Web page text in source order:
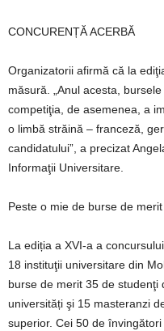
CONCURENȚĂ ACERBĂ
Organizatorii afirmă că la
măsură. „Anul acesta,
competiţia, de asemenea, a
o limbă străină – franceză,
candidatului”, a precizat
Informaţii Universitare.
Peste o mie de burse de merit
La ediția a XVI-a a
18 instituţii universitare din
burse de merit 35 de studenţi
universități şi 15 masteranzi
superior. Cei 50 de